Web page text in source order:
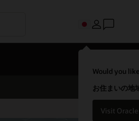
Would you
お住まいの地
Visit